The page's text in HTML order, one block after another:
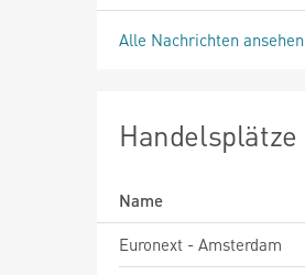
Alle Nachrichten ansehen
Handelsplätze
Name
Euronext - Amsterdam